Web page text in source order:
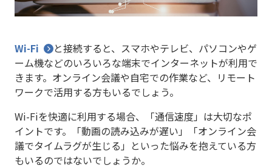
Wi-Fi
と接続すると、スマホやテレビ、パソコンやゲ
ーム機などのいろいろな端末でインターネットが利用で
きます。オンライン会議や自宅での作業など、リモート
ワークで活用する方もいるでしょう。
Wi-Fiを快適に利用する場合、「通信速度」は大切なポ
イントです。「動画の読み込みが遅い」「オンライン会
議でタイムラグが生じる」といった悩みを抱えている方
もいるのではないでしょうか。